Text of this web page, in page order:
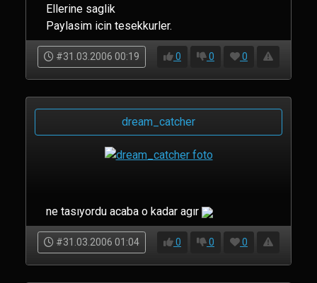
Ellerine saglik
Paylasim icin tesekkurler.
#31.03.2006 00:19 0 0 0
dream_catcher
ne tasıyordu acaba o kadar agır
#31.03.2006 01:04 0 0 0